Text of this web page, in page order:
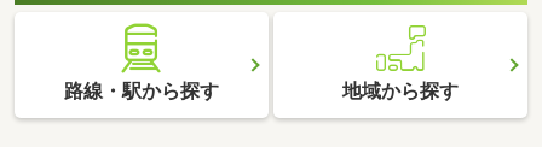
路線・駅から探す 地域から探す